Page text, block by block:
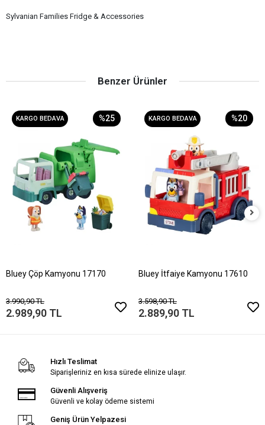
Sylvanian Families Fridge & Accessories
Benzer Ürünler
KARGO BEDAVA %25
Bluey Çöp Kamyonu 17170
3.990,90 TL
2.989,90 TL
KARGO BEDAVA %20
Bluey İtfaiye Kamyonu 17610
3.598,90 TL
2.889,90 TL
Hızlı Teslimat
Siparişleriniz en kısa sürede elinize ulaşır.
Güvenli Alışveriş
Güvenli ve kolay ödeme sistemi
Geniş Ürün Yelpazesi